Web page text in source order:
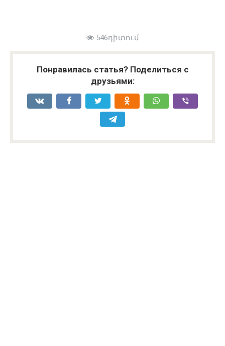
546դիտում
Понравилась статья? Поделиться с
друзьями: